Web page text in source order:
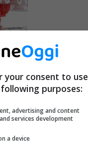
consent to use
purposes:
advertising and content
services development
a device